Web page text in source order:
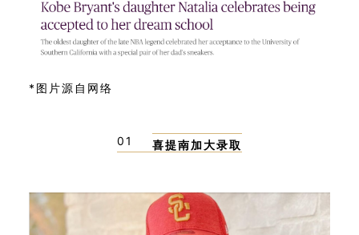
*图片源自网络
01 喜提南加大录取